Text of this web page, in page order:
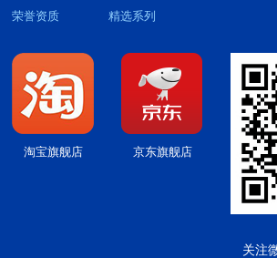
荣誉资质
精选系列
淘宝旗舰店 京东旗舰店
关注